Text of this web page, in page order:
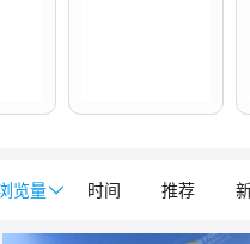
览量 时间 推荐